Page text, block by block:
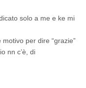
solo a me e ke mi
per dire “grazie”
nn c’è, di